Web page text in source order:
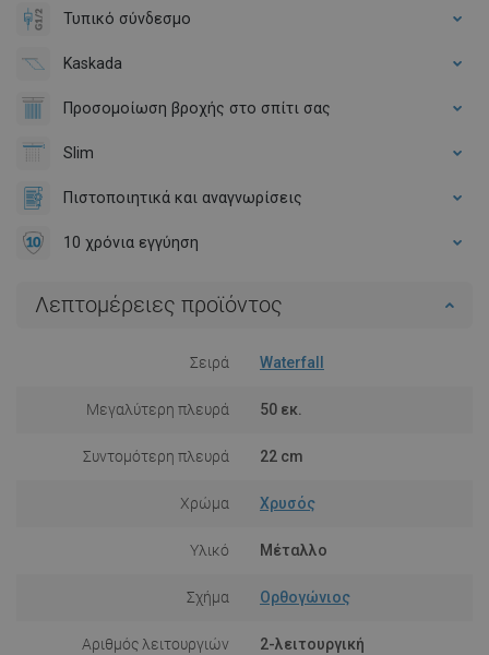
Τυπικό σύνδεσμο
Kaskada
Προσομοίωση βροχής στο σπίτι σας
Slim
Πιστοποιητικά και αναγνωρίσεις
10 χρόνια εγγύηση
Λεπτομέρειες προϊόντος
Σειρά Waterfall
Μεγαλύτερη πλευρά 50 εκ.
Συντομότερη πλευρά 22 cm
Χρώμα Χρυσός
Υλικό Μέταλλο
Σχήμα Ορθογώνιος
Αριθμός λειτουργιών 2-λειτουργική